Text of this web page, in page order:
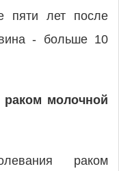
пяти лет после
- больше 10
раком молочной
раком